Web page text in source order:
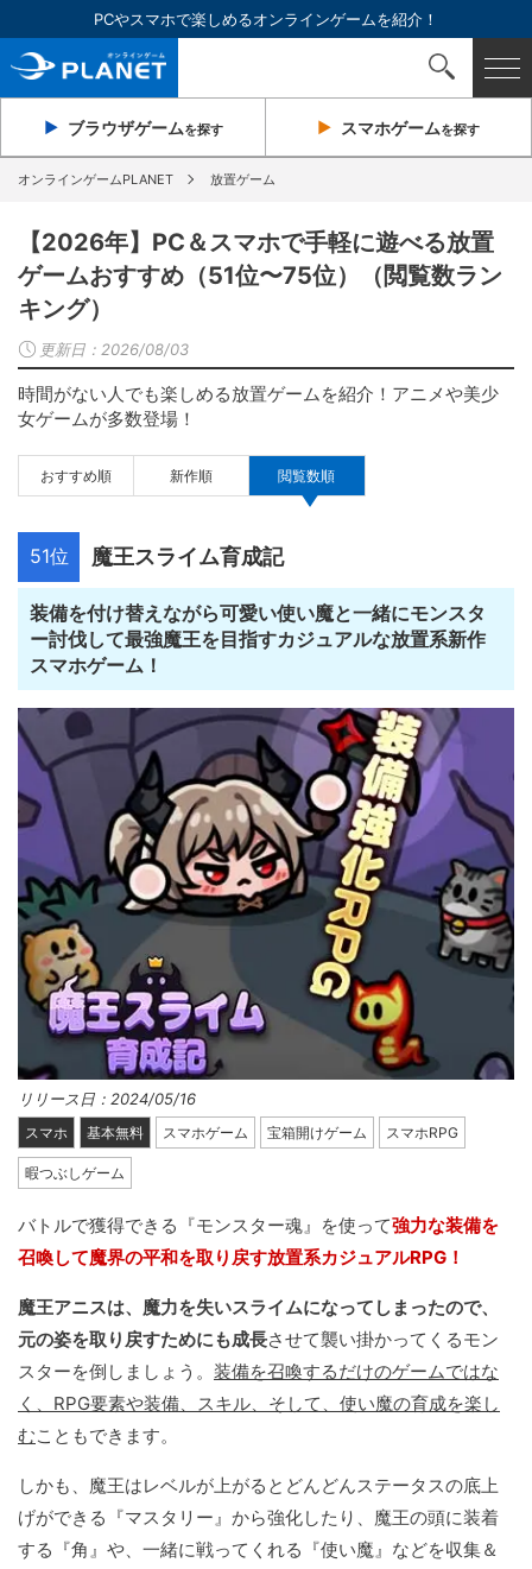
PCやスマホで楽しめるオンラインゲームを紹介！
ブラウザゲームを探す スマホゲームを探す
オンラインゲームPLANET 放置ゲーム
【2026年】PC＆スマホで手軽に遊べる放置
ゲームおすすめ（51位〜75位）（閲覧数ラン
キング）
更新日： 2026/08/03
時間がない人でも楽しめる放置ゲームを紹介！アニメや美少
女ゲームが多数登場！
おすすめ順 新作順 閲覧数順
51位 魔王スライム育成記
装備を付け替えながら可愛い使い魔と一緒にモンスタ
ー討伐して最強魔王を目指すカジュアルな放置系新作
スマホゲーム！
リリース日：2024/05/16
スマホ 基本無料 スマホゲーム 宝箱開けゲーム スマホRPG
暇つぶしゲーム
バトルで獲得できる『モンスター魂』を使って強力な装備を
召喚して魔界の平和を取り戻す放置系カジュアルRPG！
魔王アニスは、魔力を失いスライムになってしまったので、
元の姿を取り戻すためにも成長させて襲い掛かってくるモン
スターを倒しましょう。 装備を召喚するだけのゲームではな
く、RPG要素や装備、スキル、そして、使い魔の育成を楽し
むこともできます。
しかも、魔王はレベルが上がるとどんどんステータスの底上
げができる『マスタリー』から強化したり、魔王の頭に装着
する『角』や、一緒に戦ってくれる『使い魔』などを収集＆